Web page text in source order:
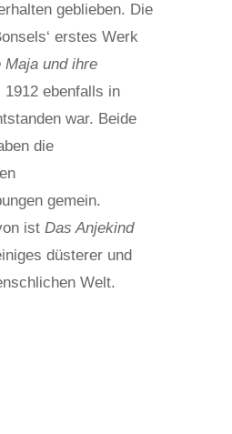
geblieben. Die
erstes Werk
Maja und ihre
1912 ebenfalls in
war. Beide
die
gemein.
ist Das Anjekind
düsterer und
Welt.